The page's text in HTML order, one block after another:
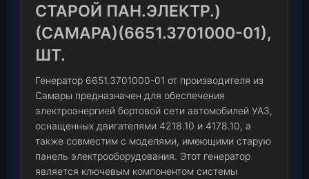
СТАРОЙ ПАН.ЭЛЕКТР.)
(САМАРА)(6651.3701000-01),
ШТ.
Генератор 6651.3701000-01 от производителя из
Самары предназначен для обеспечения
электроэнергией бортовой сети автомобилей УАЗ,
оснащенных двигателями 4218.10 и 4178.10, а
также совместим с моделями, имеющими старую
панель электрооборудования. Этот генератор
является ключевым компонентом системы